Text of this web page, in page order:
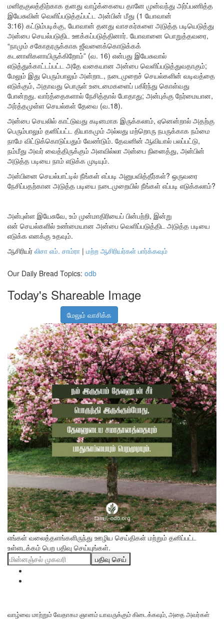
மனிதகுலத்திற்காக தனது வாழ்க்கையை தானே முன்வந்து அர்ப்பணித்த
இயேசுவின் வெளிப்படுத்தப்பட்ட அன்பின் மீது (1 யோவான்
3:16) கட்டும்படிக்கு, யோவான் தனது வாசகர்களை அடுத்த படியெடுத்து
அன்பை செயல்படுதிட ஊக்கப்படுத்தினார். யோவானை பொறுத்தவரை,
“நாமும் சகோதரருக்காக ஜீவனைக்கொடுக்கக்
கடனாளிகளாயிருக்கிறோம்” (வ. 16) என்பது இயேசுவால்
எடுத்துக்காட்டப்பட்ட அதே வகையான அன்பை வெளிப்படுத்துவதாகும்;
மேலும் இது பெரும்பாலும் அன்றாட, நடைமுறைச் செயல்களின் வடிவத்தை
எடுக்கும், அதாவது பொருள் உடைமைகளைப் பகிர்ந்து கொள்வது
போன்றது. வார்த்தைகளால் நேசித்தால் போதாது; அன்புக்கு நேர்மையான,
அர்த்தமுள்ள செயல்கள் தேவை (வ.18).
அன்பை செயலில் காட்டுவது கடினமாக இருக்கலாம், ஏனென்றால் அதற்கு
பெரும்பாலும் தனிப்பட்ட தியாகமும் அல்லது மற்றொரு நபருக்காக நம்மை
நாமே விட்டுக்கொடுப்பதும் வேண்டும். தேவனின் ஆவியால் பலப்பட்டு,
நம்மீது அவர் வைத்திருக்கும் அளவில்லா அன்பை நினைத்து, அன்பின்
அடுத்த படியை நாம் எடுக்க முடியும்.
அன்பினை செயல்பாட்டில் நீங்கள் எப்படி அனுபவித்தீர்கள்? ஒருவரை
நேசிப்பதற்கான அடுத்த படியை நடைமுறையில் நீங்கள் எப்படி எடுக்கலாம்?
அன்புள்ள இயேசுவே, உம் முன்மாதிரியைப் பின்பற்றி, இன்று
என் செயல்களில் உண்மையான அன்பை வெளிப்படுத்திட அடுத்த படியை
எடுக்க எனக்கு உதவும்.
ஆசிரியர் லிசா எம். சாம்ரா | மற்ற ஆசிரியர்கள் பார்க்கவும்
Our Daily Bread Topics: odb
Today's Shareable Image
மேலும் வாசிக்க
எங்கள் வலைத்தளங்களிருந்து ஊழிய செய்திகள் மற்றும் தனிப்பட்ட
உள்ளடக்கம் பெற பதிவு செய்யுங்கள்.
பதிவு செய்
வாழ்வை மாற்றும் வேதாகம ஞானம் யாவருக்கும் கிடைக்கவும், அதை அவர்கள்